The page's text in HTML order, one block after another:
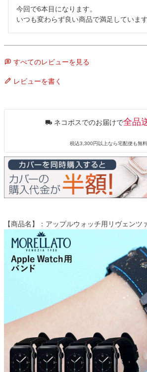
今回で6本目になります。
いつも変わらず良い商品で満足しています
すべてのレビューを見る
レビューを書く
ネコポスでのお届けで全品
税込3,300円以上なら宅配便も無料
【商品名】：アップルウォッチ用リヴェンツ